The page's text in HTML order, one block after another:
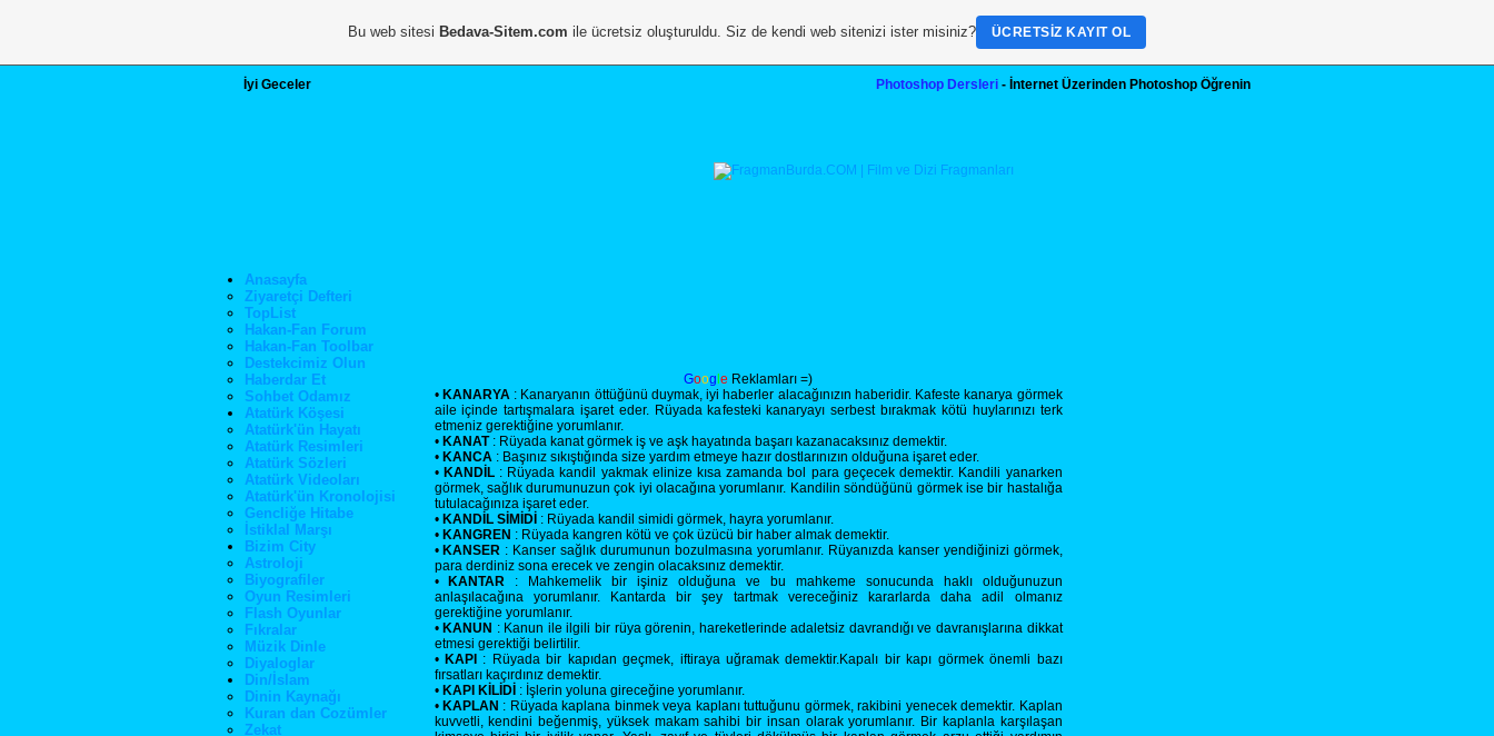
İyi Geceler Photoshop Dersleri - İnternet Üzerinden Photoshop Öğrenin
Anasayfa
Ziyaretçi Defteri
TopList
Hakan-Fan Forum
Hakan-Fan Toolbar
Destekcimiz Olun
Haberdar Et
Sohbet Odamız
Atatürk Köşesi
Atatürk'ün Hayatı
Atatürk Resimleri
Atatürk Sözleri
Atatürk Videoları
Atatürk'ün Kronolojisi
Gencliğe Hitabe
İstiklal Marşı
Bizim City
Astroloji
Biyografiler
Oyun Resimleri
Flash Oyunlar
Fıkralar
Müzik Dinle
Diyaloglar
Din/İslam
Dinin Kaynağı
Kuran dan Cozümler
Zekat
Goog e Reklamları =)
• KANARYA: Kanaryanın öttüğünü duymak, iyi haberler alacağınızın haberidir. Kafeste kanarya görmek
aile içinde tartışmalara işaret eder. Rüyada kafesteki kanaryayı serbest bırakmak kötü huylarınızı terk
etmeniz gerektiğine yorumlanır.
• KANAT: Rüyada kanat görmek iş ve aşk hayatında başarı kazanacaksınız demektir.
• KANCA: Başınız sıkıştığında size yardım etmeye hazır dostlarınızın olduğuna işaret eder.
• KANDİL: Rüyada kandil yakmak elinize kısa zamanda bol para geçecek demektir. Kandili yanarken
görmek, sağlık durumunuzun çok iyi olacağına yorumlanır. Kandilin söndüğünü görmek ise bir hastalığa
tutulacağınıza işaret eder.
• KANDİL SİMİDİ : Rüyada kandil simidi görmek, hayra yorumlanır.
• KANGREN : Rüyada kangren kötü ve çok üzücü bir haber almak demektir.
• KANSER : Kanser sağlık durumunun bozulmasına yorumlanır. Rüyanızda kanser yendiğinizi görmek,
para derdiniz sona erecek ve zengin olacaksınız demektir.
•
KANTAR : Mahkemelik bir işiniz olduğuna ve bu mahkeme sonucunda haklı olduğunuzun
anlaşılacağına yorumlanır. Kantarda bir şey tartmak vereceğiniz kararlarda daha adil olmanız
gerektiğine yorumlanır.
• KANUN : Kanun ile ilgili bir rüya görenin, hareketlerinde adaletsiz davrandığı ve davranışlarına dikkat
etmesi gerektiği belirtilir.
• KAPI
: Rüyada bir kapıdan geçmek, iftiraya uğramak demektir.Kapalı bir kapı görmek önemli bazı
fırsatları kaçırdınız demektir.
• KAPI KİLİDİ : İşlerin yoluna gireceğine yorumlanır.
• KAPLAN : Rüyada kaplana binmek veya kaplanı tuttuğunu görmek, rakibini yenecek demektir. Kaplan
kuvvetli, kendini beğenmiş, yüksek makam sahibi bir insan olarak yorumlanır. Bir kaplanla karşılaşan
Bu web sitesi Bedava-Sitem.com ile ücretsiz oluşturuldu. Siz de kendi web sitenizi ister misiniz? ÜCRETSIZ KAYIT OL